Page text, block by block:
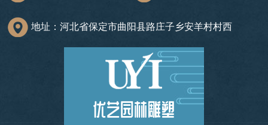
地址：河北省保定市曲阳县路庄子乡安羊村村西